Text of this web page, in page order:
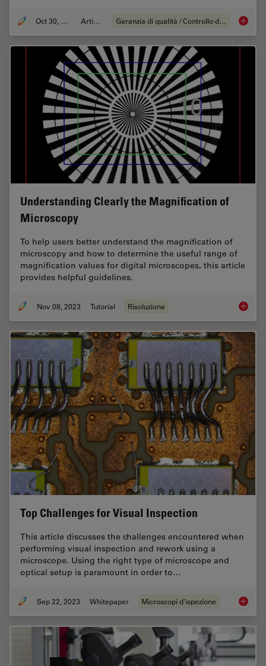
Oct 30, 2025 Articolo Garanzia di qualità / Controllo di qualità Quality
Understanding Clearly the Magnification of
Microscopy
To help users better understand the magnification of
microscopy and how to determine the useful range of
magnification values for digital microscopes, this article
provides helpful guidelines.
Nov 08, 2023 Tutorial Risoluzione
Top Challenges for Visual Inspection
This article discusses the challenges encountered when
performing visual inspection and rework using a
microscope. Using the right type of microscope and
optical setup is paramount in order to…
Sep 22, 2023 Whitepaper Microscopi d'ispezione Top